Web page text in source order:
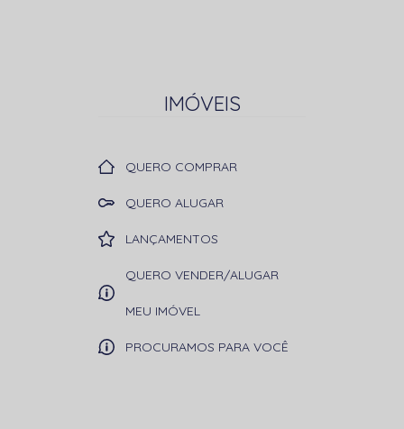
IMÓVEIS
QUERO COMPRAR
QUERO ALUGAR
LANÇAMENTOS
QUERO VENDER/ALUGAR
MEU IMÓVEL
PROCURAMOS PARA VOCÊ